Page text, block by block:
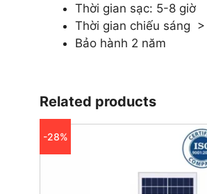
Thời gian sạc: 5-8 giờ
Thời gian chiếu sáng
Bảo hành 2 năm
Related products
-28%